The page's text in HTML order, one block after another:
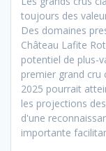
toujours des
Des domaines
Château Lafite
potentiel de plus-
premier grand cru
2025 pourrait
les projections
d'une
importante